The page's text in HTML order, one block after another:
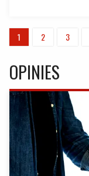
1 2 3
OPINIES